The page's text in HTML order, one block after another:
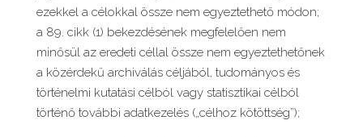
ezekkel a célokkal össze nem egyeztethető módon;
a 89. cikk (1) bekezdésének megfelelően nem
minősül az eredeti céllal össze nem egyeztethetőnek
a közérdekű archiválás céljából, tudományos és
történelmi kutatási célból vagy statisztikai célból
történő további adatkezelés („célhoz kötöttség”);